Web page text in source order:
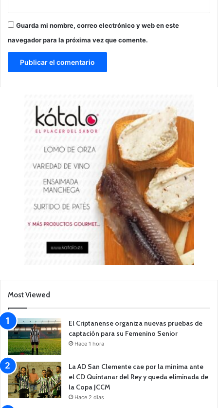
Guarda mi nombre, correo electrónico y web en este
navegador para la próxima vez que comente.
Most Viewed
El Criptanense organiza nuevas pruebas de
captación para su Femenino Senior
Hace 1 hora
La AD San Clemente cae por la mínima ante
el CD Quintanar del Rey y queda eliminada de
la Copa JCCM
Hace 2 días